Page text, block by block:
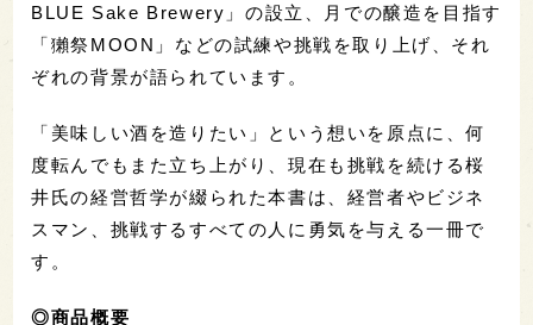
BLUE Sake Brewery」の設立、月での醸造を目指す
「獺祭MOON」などの試練や挑戦を取り上げ、それ
ぞれの背景が語られています。
「美味しい酒を造りたい」という想いを原点に、何
度転んでもまた立ち上がり、現在も挑戦を続ける桜
井氏の経営哲学が綴られた本書は、経営者やビジネ
スマン、挑戦するすべての人に勇気を与える一冊で
す。
◎商品概要